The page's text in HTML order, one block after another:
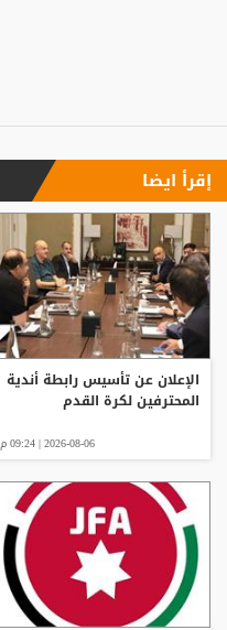
إقرأ ايضا
الإعلان عن تأسيس رابطة أندية
المحترفين لكرة القدم
2026-08-06 | 09:24 م